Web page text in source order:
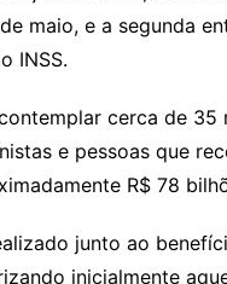
maio, e a segunda
INSS.
cerca de
e pessoas que
R$ 78
junto ao
inicialmente